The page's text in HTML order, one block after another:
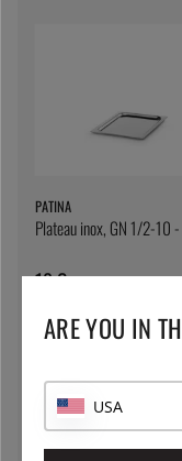
PATINA
Plateau inox, GN 1/2-10
18 €
ARE YOU IN
USA